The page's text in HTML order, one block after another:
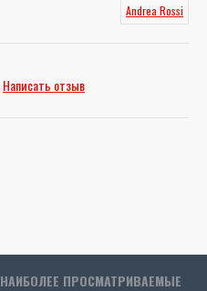
Andrea Rossi
Написать отзыв
НАИБОЛЕЕ ПРОСМАТРИВАЕМЫЕ